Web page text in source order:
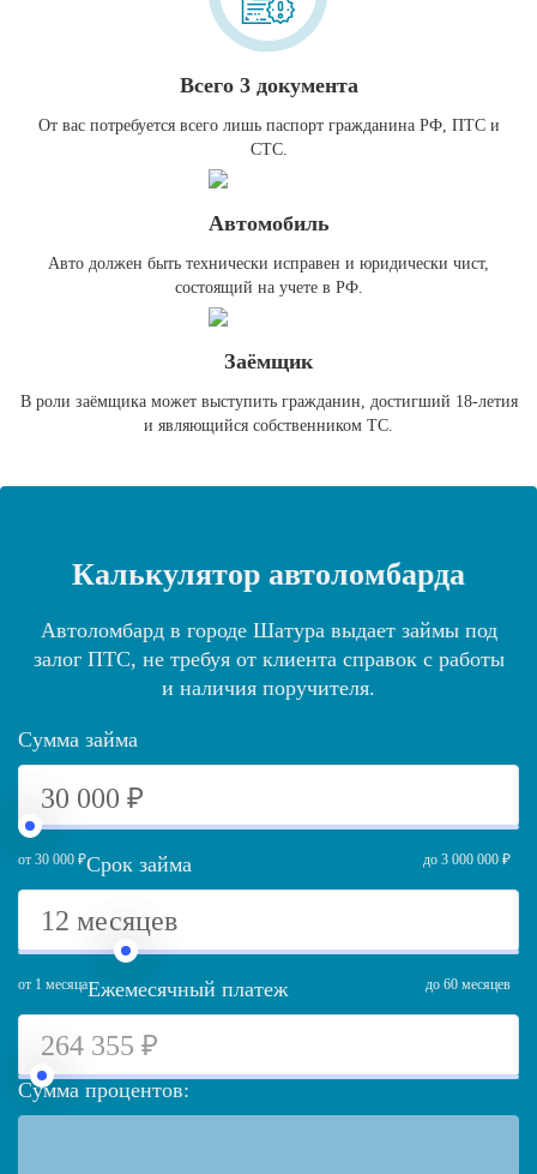
Всего 3 документа
От вас потребуется всего лишь паспорт гражданина РФ, ПТС и
СТС.
Автомобиль
Авто должен быть технически исправен и юридически чист,
состоящий на учете в РФ.
Заёмщик
В роли заёмщика может выступить гражданин, достигший 18-летия
и являющийся собственником ТС.
Калькулятор автоломбарда
Автоломбард в городе Шатура выдает займы под
залог ПТС, не требуя от клиента справок с работы
и наличия поручителя.
Сумма займа
от 30 000 ₽ до 3 000 000 ₽
Срок займа
от 1 месяца до 60 месяцев
Ежемесячный платеж
Сумма процентов: